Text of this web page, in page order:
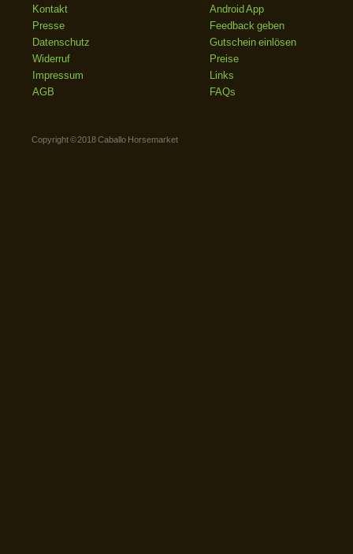
Kontakt
Presse
Datenschutz
Widerruf
Impressum
AGB
Android App
Feedback geben
Gutschein einlösen
Preise
Links
FAQs
Copyright © 2018 Caballo Horsemarket